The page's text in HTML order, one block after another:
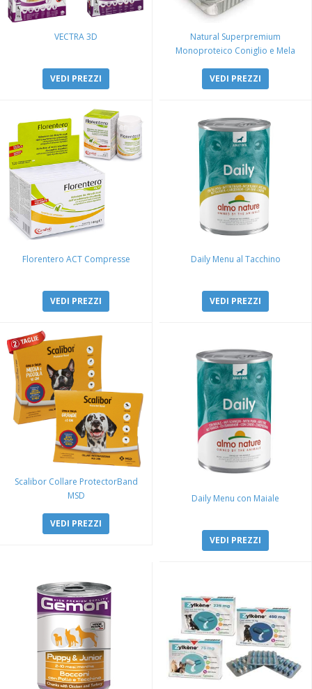
VECTRA 3D
VEDI PREZZI
Natural Superpremium
Monoproteico Coniglio e Mela
VEDI PREZZI
Florentero ACT Compresse
VEDI PREZZI
Daily Menu al Tacchino
VEDI PREZZI
Scalibor Collare ProtectorBand
MSD
VEDI PREZZI
Daily Menu con Maiale
VEDI PREZZI